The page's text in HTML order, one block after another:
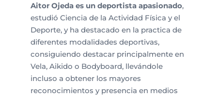
Aitor Ojeda es un deportista apasionado,
estudió Ciencia de la Actividad Física y el
Deporte, y ha destacado en la practica de
diferentes modalidades deportivas,
consiguiendo destacar principalmente en
Vela, Aikido o Bodyboard, llevándole
incluso a obtener los mayores
reconocimientos y presencia en medios